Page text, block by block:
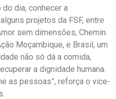
dia, conhecer a
projetos da FSF, entre
sem dimensões, Chemin
Moçambique, e Brasil, um
não só dá a comida,
a dignidade humana.
as pessoas”, reforça o vice-